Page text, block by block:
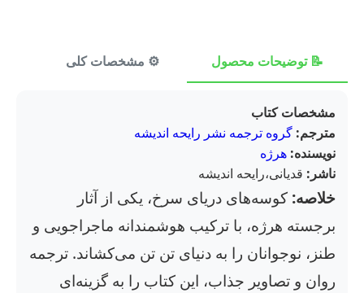
📝 توضیحات محصول ⚙️ مشخصات کلی
مشخصات کتاب
مترجم: گروه ترجمه نشر رایحه اندیشه
نویسنده: هرژه
ناشر: قدیانی،رایحه اندیشه
خلاصه: کوسه‌های دریای سرخ، یکی از آثار
برجسته هرژه، با ترکیب هوشمندانه ماجراجویی و
طنز، نوجوانان را به دنیای تن تن می‌کشاند. ترجمه
روان و تصاویر جذاب، این کتاب را به گزینه‌ای